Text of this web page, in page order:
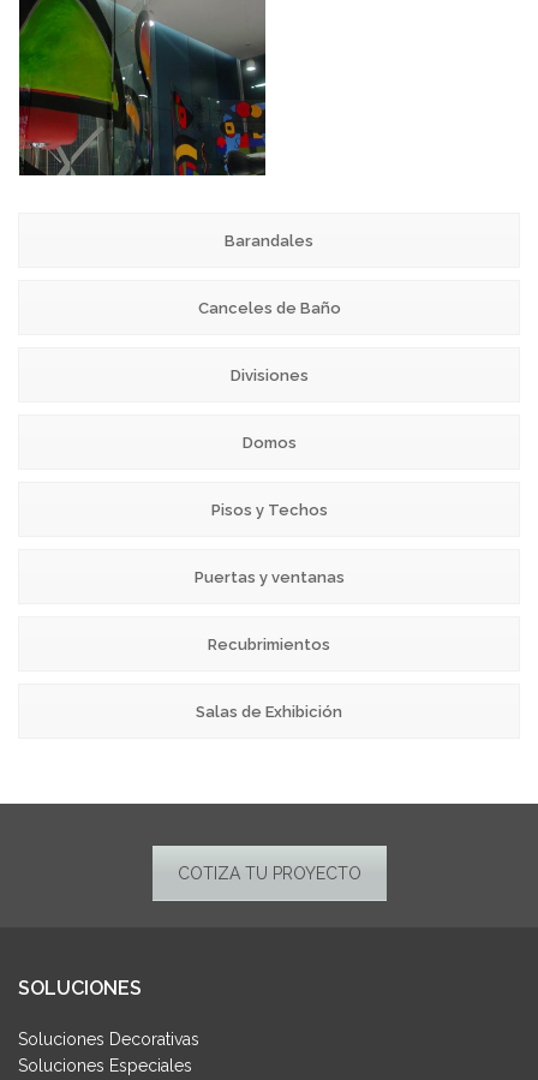
Barandales
Canceles de Baño
Divisiones
Domos
Pisos y Techos
Puertas y ventanas
Recubrimientos
Salas de Exhibición
COTIZA TU PROYECTO
SOLUCIONES
Soluciones Decorativas
Soluciones Especiales